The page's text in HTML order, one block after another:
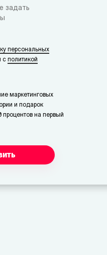
задать
персональных
с политикой
маркетинговых
и подарок
процентов на первый